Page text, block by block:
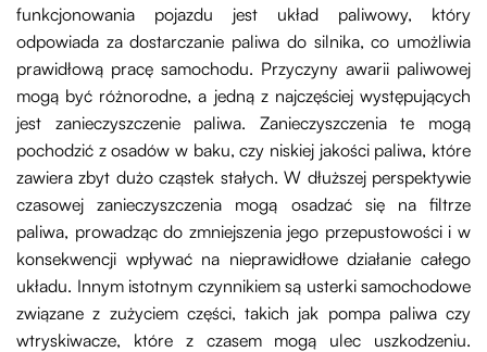
funkcjonowania pojazdu jest układ paliwowy, który
odpowiada za dostarczanie paliwa do silnika, co umożliwia
prawidłową pracę samochodu. Przyczyny awarii paliwowej
mogą być różnorodne, a jedną z najczęściej występujących
jest zanieczyszczenie paliwa. Zanieczyszczenia te mogą
pochodzić z osadów w baku, czy niskiej jakości paliwa, które
zawiera zbyt dużo cząstek stałych. W dłuższej perspektywie
czasowej zanieczyszczenia mogą osadzać się na filtrze
paliwa, prowadząc do zmniejszenia jego przepustowości i w
konsekwencji wpływać na nieprawidłowe działanie całego
układu. Innym istotnym czynnikiem są usterki samochodowe
związane z zużyciem części, takich jak pompa paliwa czy
wtryskiwacze, które z czasem mogą ulec uszkodzeniu.